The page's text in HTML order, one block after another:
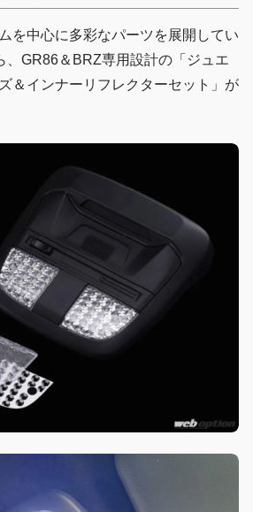
を中心に多彩なパーツを展開してい
、GR86＆BRZ専用設計の「ジュエ
＆インナーリフレクターセット」が